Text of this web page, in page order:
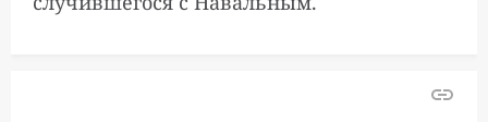
отравления Навального